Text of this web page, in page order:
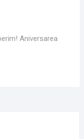
Aniversarea